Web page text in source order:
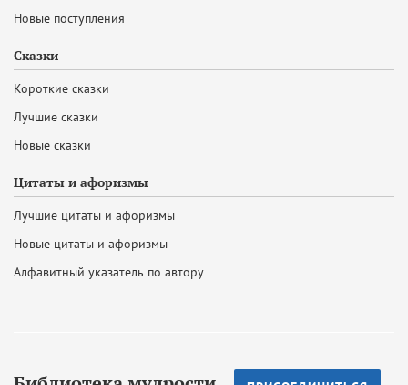
Новые поступления
Сказки
Короткие сказки
Лучшие сказки
Новые сказки
Цитаты и афоризмы
Лучшие цитаты и афоризмы
Новые цитаты и афоризмы
Алфавитный указатель по автору